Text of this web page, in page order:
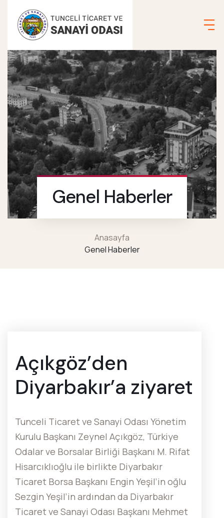
Genel Haberler
Anasayfa
Genel Haberler
Açıkgöz’den
Diyarbakır’a ziyaret
Tunceli Ticaret ve Sanayi Odası Yönetim
Kurulu Başkanı Zeynel Açıkgöz, Türkiye
Odalar ve Borsalar Birliği Başkanı M. Rifat
Hisarcıklıoğlu ile birlikte Diyarbakır
Ticaret Borsa Başkanı Engin Yeşil’in oğlu
Sezgin Yeşil’in ardından da Diyarbakır
Ticaret ve Sanayi Odası Başkanı Mehmet